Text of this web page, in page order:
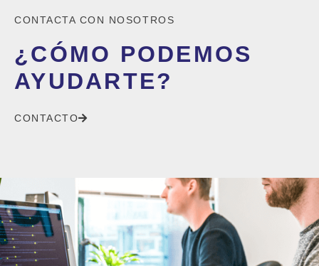
CONTACTA CON NOSOTROS
¿CÓMO PODEMOS
AYUDARTE?
CONTACTO